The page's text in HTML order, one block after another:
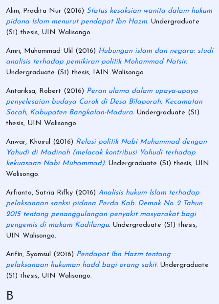
Alim, Pradita Nur (2016) Status kesaksian wanita dalam hukum
pidana Islam menurut pendapat Ibn Hazm. Undergraduate
(S1) thesis, UIN Walisongo.
Amri, Muhammad Ulil (2016) Hubungan islam dan negara: studi
analisis terhadap pemikiran politik Mohammad Natsir.
Undergraduate (S1) thesis, IAIN Walisongo.
Antariksa, Robert (2016) Peran ulama dalam upaya-upaya
penyelesaian budaya Carok di Desa Bilaporah, Kecamatan
Socah, Kabupaten Bangkalan-Madura. Undergraduate (S1)
thesis, UIN Walisongo.
Anwar, Khoirul (2016) Relasi politik Nabi Muhammad dengan
Yahudi di Madinah (melacak kontribusi Yahudi terhadap
kekuasaan Nabi Muhammad). Undergraduate (S1) thesis, UIN
Walisongo.
Arfianto, Satria Rifky (2016) Analisis hukum Islam terhadap
pelaksanaan sanksi pidana Perda Kab. Demak No. 2 Tahun
2015 tentang penanggulangan penyakit masyarakat bagi
pengemis di makam Kadilangu. Undergraduate (S1) thesis,
UIN Walisongo.
Arifin, Syamsul (2016) Pendapat Ibn Hazm tentang
pelaksanaan hukuman hadd bagi orang sakit. Undergraduate
(S1) thesis, UIN Walisongo.
B